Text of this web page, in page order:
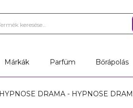
Márkák Parfüm Bőrápolás
HYPNOSE DRAMA - HYPNOSE